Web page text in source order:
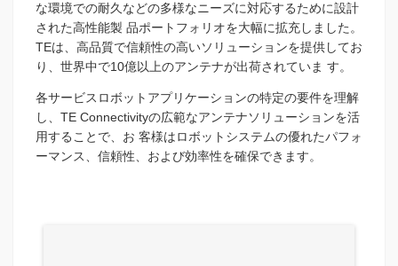
な環境での耐久などの多様なニーズに対応するために設計
された高性能製 品ポートフォリオを大幅に拡充しました。
TEは、高品質で信頼性の高いソリューションを提供してお
り、世界中で10億以上のアンテナが出荷されていま す。
各サービスロボットアプリケーションの特定の要件を理解
し、TE Connectivityの広範なアンテナソリューションを活
用することで、お 客様はロボットシステムの優れたパフォ
ーマンス、信頼性、および効率性を確保できます。